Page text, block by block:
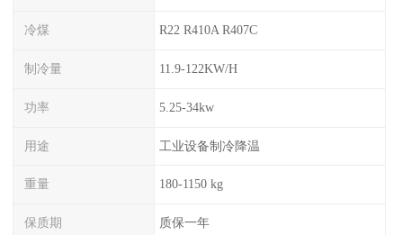
冷煤 R22 R410A R407C
制冷量 11.9-122KW/H
功率 5.25-34kw
用途 工业设备制冷降温
重量 180-1150 kg
保质期 质保一年